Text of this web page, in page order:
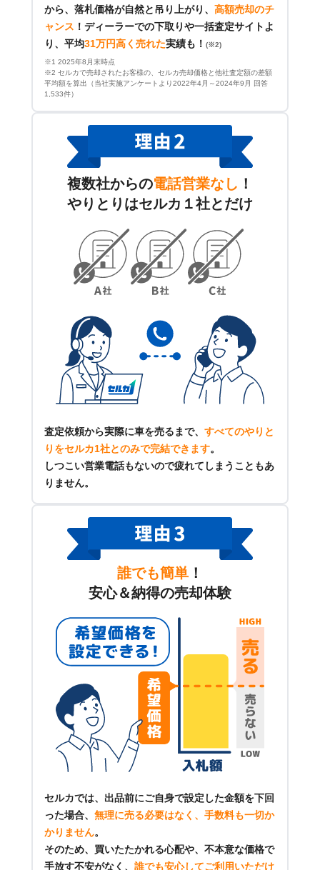
から、落札価格が自然と吊り上がり、 高額売却のチ
ャンス ！ ディーラーでの下取りや一括査定サイトよ
り、平均31万円高く売れた実績も！ (※2)
※1 2025年8月末時点
※2 セルカで売却されたお客様の、セルカ売却価格と他社査定額の差額
平均額を算出（当社実施アンケートより2022年4月～2024年9月 回答
1,533件）
複数社からの電話営業なし ！
やりとりはセルカ１社とだけ
査定依頼から実際に車を売るまで、 すべてのやりと
りをセルカ1社とのみで完結できます。
しつこい営業電話もないので疲れてしまうこともあ
りません。
誰でも簡単 ！
安心＆納得の売却体験
セルカでは、出品前にご自身で設定した金額を下回
った場合、 無理に売る必要はなく、手数料も一切か
かりません。
そのため、買いたたかれる心配や、不本意な価格で
手放す不安がなく、 誰でも安心してご利用いただけ